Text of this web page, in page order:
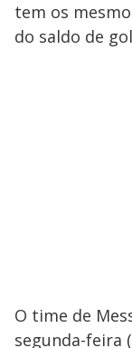
tem os
do saldo de
O time de
segunda-feira